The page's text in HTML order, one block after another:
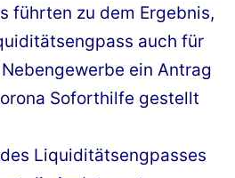
führten zu dem Ergebnis,
auch für
ein Antrag
Soforthilfe gestellt
Liquiditätsengpasses